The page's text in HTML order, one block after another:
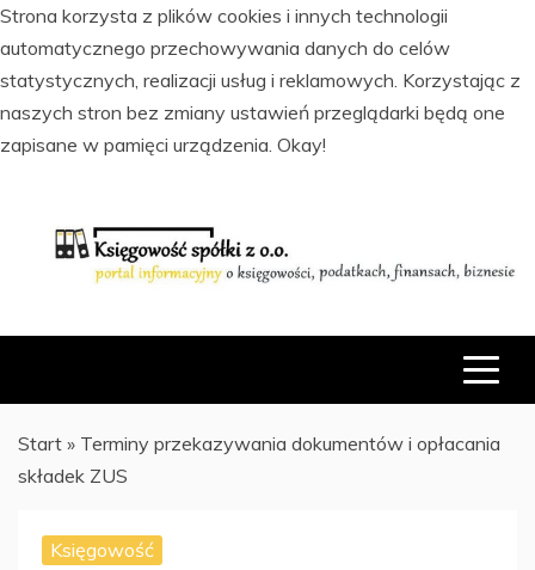
Strona korzysta z plików cookies i innych technologii
automatycznego przechowywania danych do celów
statystycznych, realizacji usług i reklamowych. Korzystając z
naszych stron bez zmiany ustawień przeglądarki będą one
zapisane w pamięci urządzenia. Okay!
FINANSACH I BIZNESIE
Start » Terminy przekazywania dokumentów i opłacania
składek ZUS
Księgowość